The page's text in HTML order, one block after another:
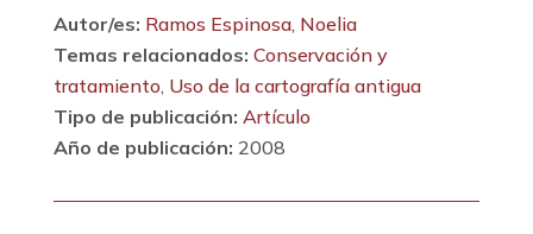
Autor/es: Ramos Espinosa, Noelia
Temas relacionados: Conservación y
tratamiento, Uso de la cartografía antigua
Tipo de publicación: Artículo
Año de publicación: 2008